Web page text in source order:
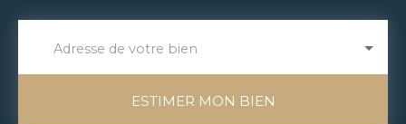
Adresse de votre bien
ESTIMER MON BIEN